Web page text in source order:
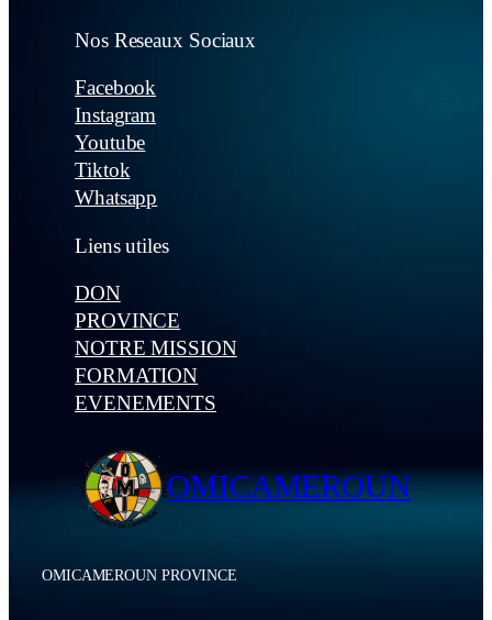
Nos Reseaux Sociaux
Facebook
Instagram
Youtube
Tiktok
Whatsapp
Liens utiles
DON
PROVINCE
NOTRE MISSION
FORMATION
EVENEMENTS
OMICAMEROUN
OMICAMEROUN PROVINCE